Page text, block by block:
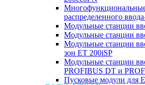
распределенного
Модульные станции
Модульные станции
Модульные станции
зон ET 200iSP
Модульные станции
PROFIBUS DT и
Пусковые модули для